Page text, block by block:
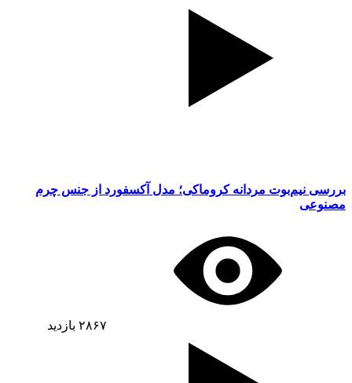
بررسی نیم‌بوت مردانه کروماکی؛ مدل آکسفورد از جنس چرم
مصنوعی
۲۸۶۷ بازدید